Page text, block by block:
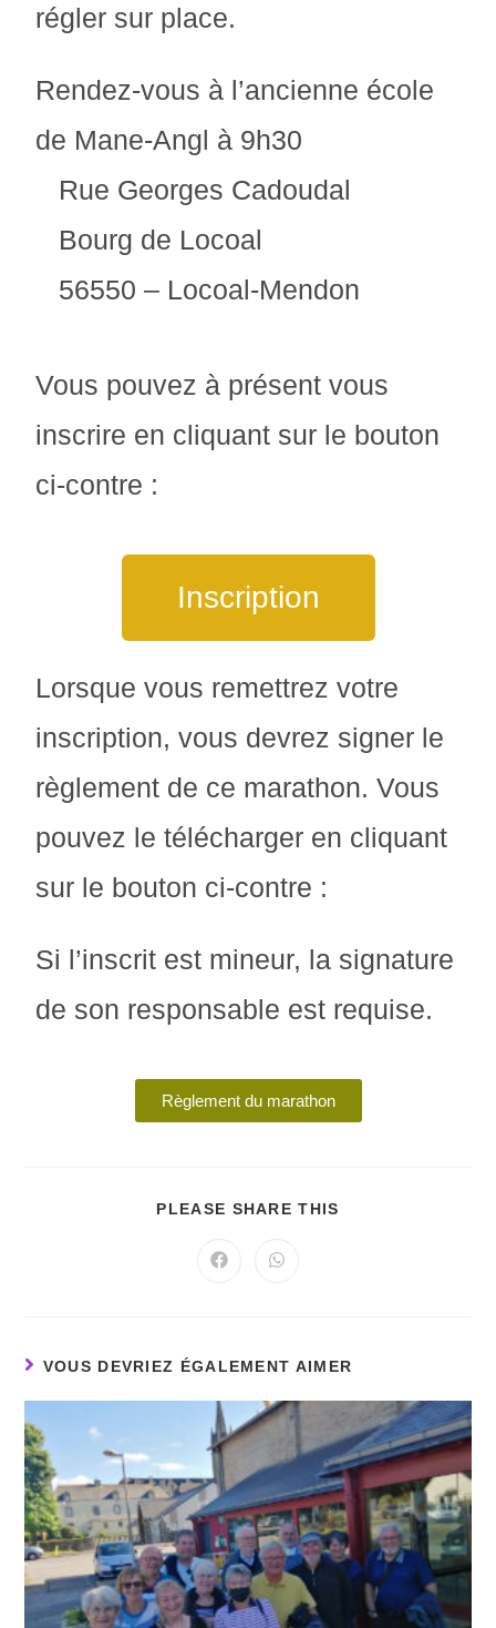
régler sur place.
Rendez-vous à l’ancienne école
de Mane-Angl à 9h30
Rue Georges Cadoudal
Bourg de Locoal
56550 – Locoal-Mendon
Vous pouvez à présent vous
inscrire en cliquant sur le bouton
ci-contre :
Inscription
Lorsque vous remettrez votre
inscription, vous devrez signer le
règlement de ce marathon. Vous
pouvez le télécharger en cliquant
sur le bouton ci-contre :
Si l’inscrit est mineur, la signature
de son responsable est requise.
Règlement du marathon
PLEASE SHARE THIS
VOUS DEVRIEZ ÉGALEMENT AIMER